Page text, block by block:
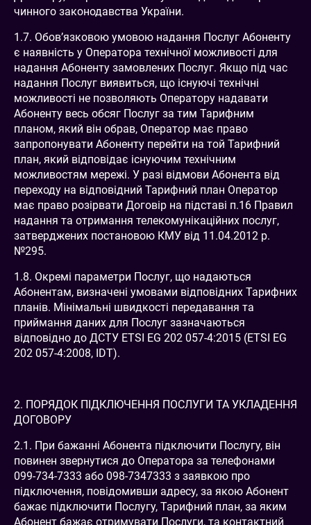
чинного законодавства України.
1.7. Обов’язковою умовою надання Послуг Абоненту
є наявність у Оператора технічної можливості для
надання Абоненту замовлених Послуг. Якщо під час
надання Послуг виявиться, що існуючі технічні
можливості не позволяють Оператору надавати
Абоненту весь обсяг Послуг за тим Тарифним
планом, який він обрав, Оператор має право
запропонувати Абоненту перейти на той Тарифний
план, який відповідає існуючим технічним
можливостям мережі. У разі відмови Абонента від
переходу на відповідний Тарифний план Оператор
має право розірвати Договір на підставі п.16 Правил
надання та отримання телекомунікаційних послуг,
затверджених постановою КМУ від 11.04.2012 р.
№295.
1.8. Окремі параметри Послуг, що надаються
Абонентам, визначені умовами відповідних Тарифних
планів. Мінімальні швидкості передавання та
приймання даних для Послуг зазначаються
відповідно до ДСТУ ETSI EG 202 057-4:2015 (ETSI EG
202 057-4:2008, IDT).
2. ПОРЯДОК ПІДКЛЮЧЕННЯ ПОСЛУГИ ТА УКЛАДЕННЯ
ДОГОВОРУ
2.1. При бажанні Абонента підключити Послугу, він
повинен звернутися до Оператора за телефонами
099-734-7333 або 098-7347333 з заявкою про
підключення, повідомивши адресу, за якою Абонент
бажає підключити Послугу, Тарифний план, за яким
Абонент бажає отримувати Послуги, та контактний